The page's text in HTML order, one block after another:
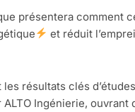
présentera comment
et réduit
résultats clés
Ingénierie,